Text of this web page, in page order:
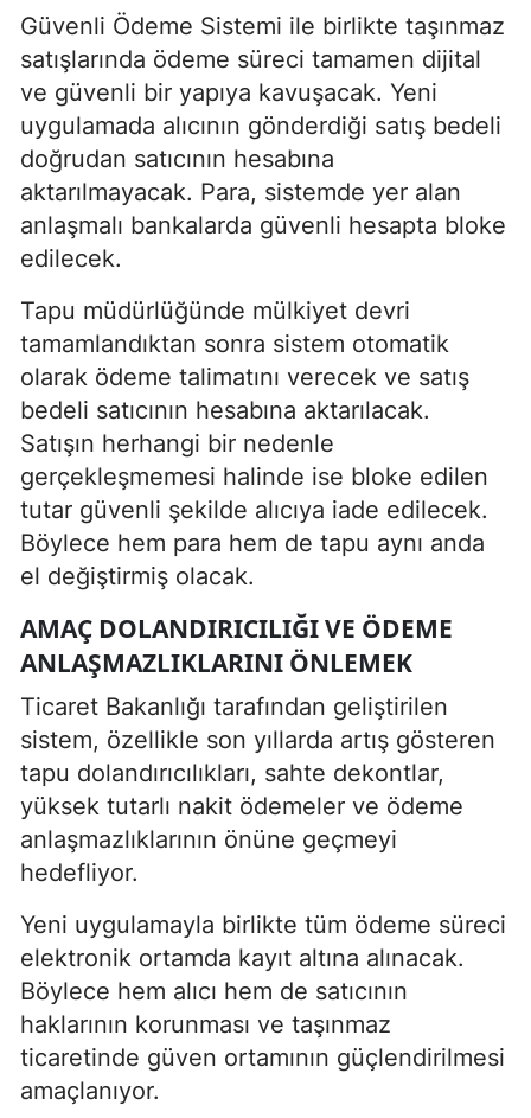
Güvenli Ödeme Sistemi ile birlikte taşınmaz
satışlarında ödeme süreci tamamen dijital
ve güvenli bir yapıya kavuşacak. Yeni
uygulamada alıcının gönderdiği satış bedeli
doğrudan satıcının hesabına
aktarılmayacak. Para, sistemde yer alan
anlaşmalı bankalarda güvenli hesapta bloke
edilecek.
Tapu müdürlüğünde mülkiyet devri
tamamlandıktan sonra sistem otomatik
olarak ödeme talimatını verecek ve satış
bedeli satıcının hesabına aktarılacak.
Satışın herhangi bir nedenle
gerçekleşmemesi halinde ise bloke edilen
tutar güvenli şekilde alıcıya iade edilecek.
Böylece hem para hem de tapu aynı anda
el değiştirmiş olacak.
AMAÇ DOLANDIRICILIĞI VE ÖDEME
ANLAŞMAZLIKLARINI ÖNLEMEK
Ticaret Bakanlığı tarafından geliştirilen
sistem, özellikle son yıllarda artış gösteren
tapu dolandırıcılıkları, sahte dekontlar,
yüksek tutarlı nakit ödemeler ve ödeme
anlaşmazlıklarının önüne geçmeyi
hedefliyor.
Yeni uygulamayla birlikte tüm ödeme süreci
elektronik ortamda kayıt altına alınacak.
Böylece hem alıcı hem de satıcının
haklarının korunması ve taşınmaz
ticaretinde güven ortamının güçlendirilmesi
amaçlanıyor.